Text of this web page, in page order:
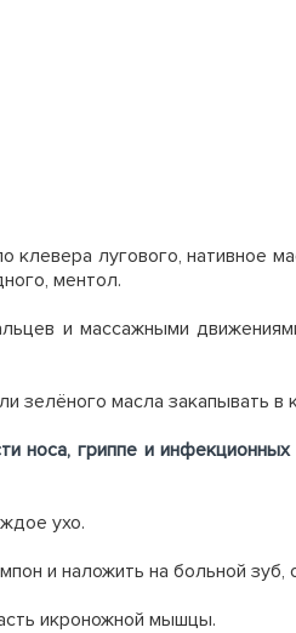
лугового, нативное
ментол.
и массажными
зелёного масла закапывать в
носа, гриппе и инфекционных
ухо.
и наложить на больной
икроножной мышцы.